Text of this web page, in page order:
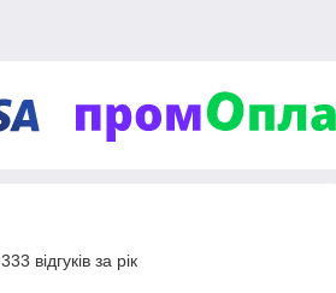
ми даємо змогу
клієнта, і не важливо,
відеоспостереження для
один газовий балончик, ви
підхід і ведемо гнучку
відгуків за рік